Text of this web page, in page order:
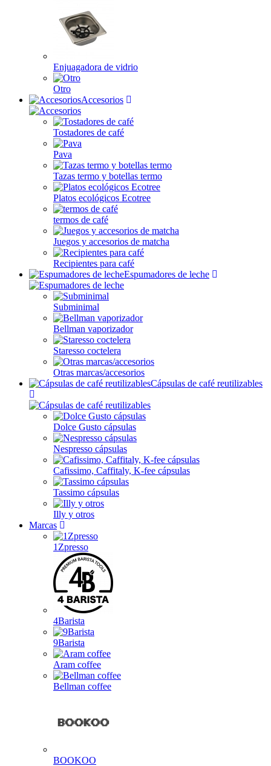
Enjuagadora de vidrio
Otro
Accesorios
Tostadores de café
Pava
Tazas termo y botellas termo
Platos ecológicos Ecotree
termos de café
Juegos y accesorios de matcha
Recipientes para café
Espumadores de leche
Subminimal
Bellman vaporizador
Staresso coctelera
Otras marcas/accesorios
Cápsulas de café reutilizables
Dolce Gusto cápsulas
Nespresso cápsulas
Cafissimo, Caffitaly, K-fee cápsulas
Tassimo cápsulas
Illy y otros
Marcas
1Zpresso
4Barista
9Barista
Aram coffee
Bellman coffee
BOOKOO